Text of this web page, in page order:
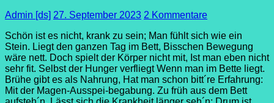
Admin [ds] 27. September 2023 2 Kommentare
Schön ist es nicht, krank zu sein; Man fühlt sich wie ein
Stein. Liegt den ganzen Tag im Bett, Bisschen Bewegung
wäre nett. Doch spielt der Körper nicht mit, Ist man eben nicht
sehr fit. Selbst der Hunger verfliegt Wenn man im Bette liegt.
Brühe gibt es als Nahrung, Hat man schon bitt´re Erfahrung:
Mit der Magen-Ausspei-begabung. Zu früh aus dem Bett